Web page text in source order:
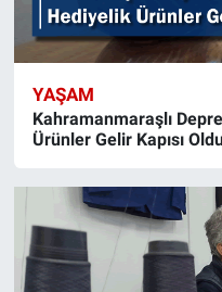
YAŞAM
Kahramanmaraşlı
Ürünler Gelir Kapısı